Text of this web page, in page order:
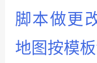
脚本做更
地图按模